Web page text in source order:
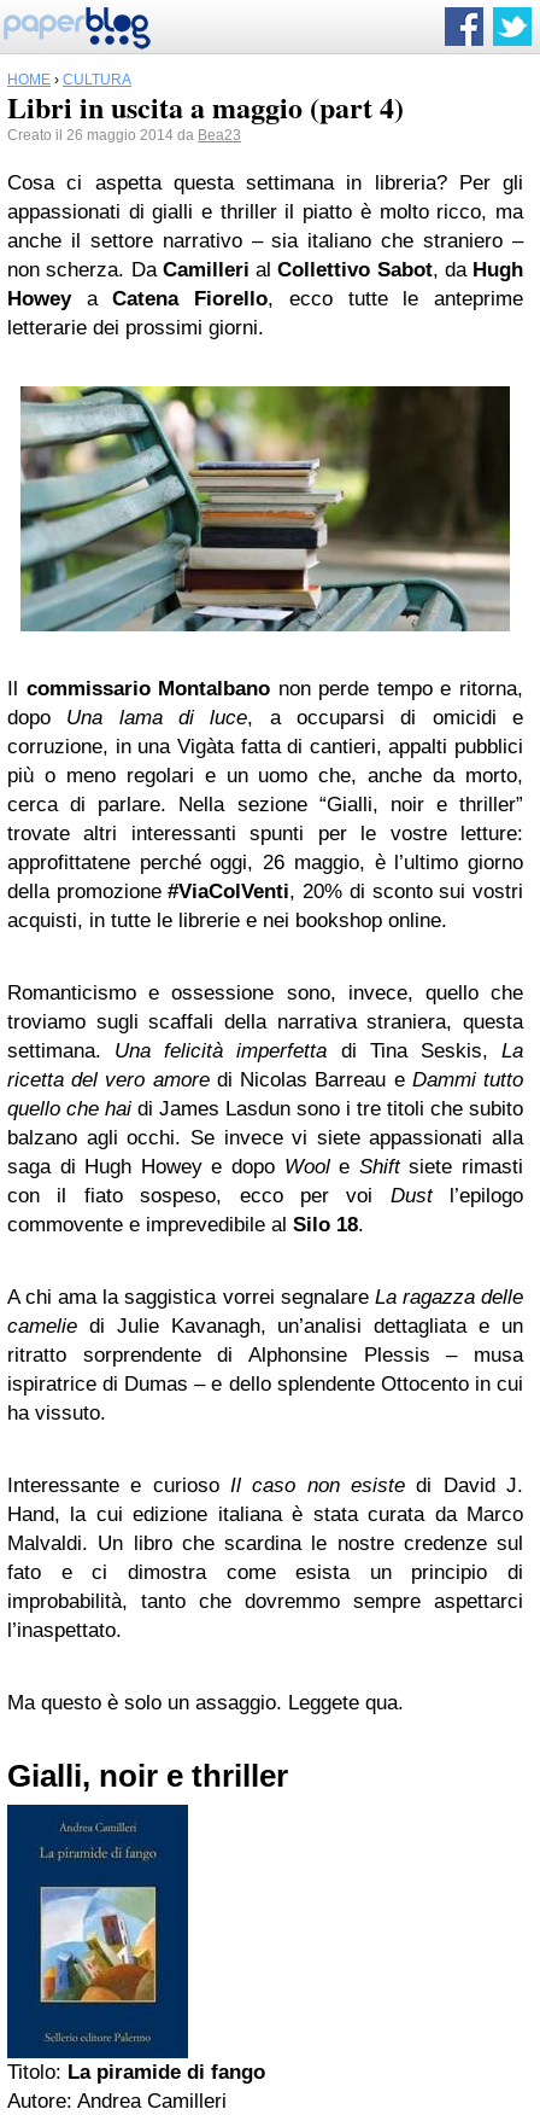
HOME › CULTURA
Libri in uscita a maggio (part 4)
Creato il 26 maggio 2014 da Bea23
Cosa ci aspetta questa settimana in libreria? Per gli
appassionati di gialli e thriller il piatto è molto ricco, ma
anche il settore narrativo – sia italiano che straniero –
non scherza. Da Camilleri alCollettivo Sabot, da Hugh
HoweyaCatena Fiorello, ecco tutte le anteprime
letterarie dei prossimi giorni.
commissario Montalbano non perde tempo e ritorna,
dopo Una lama di luce, a occuparsi di omicidi e
corruzione, in una Vigàta fatta di cantieri, appalti pubblici
più o meno regolari e un uomo che, anche da morto,
cerca di parlare. Nella sezione “Gialli, noir e thriller”
trovate altri interessanti spunti per le vostre letture:
approfittatene perché oggi, 26 maggio, è l’ultimo giorno
della promozione#ViaColVenti, 20% di sconto sui vostri
acquisti, in tutte le librerie e nei bookshop online.
Romanticismo e ossessione sono, invece, quello che
troviamo sugli scaffali della narrativa straniera, questa
settimana. Una felicità imperfetta di Tina Seskis,La
ricetta del vero amoredi Nicolas Barreau e Dammi tutto
quello che hai di James Lasdun sono i tre titoli che subito
balzano agli occhi. Se invece vi siete appassionati alla
saga di Hugh Howey e dopo Woole Shiftsiete rimasti
con il fiato sospeso, ecco per voi Dustl’epilogo
commovente e imprevedibile al Silo 18.
A chi ama la saggistica vorrei segnalare La ragazza delle
camelie di Julie Kavanagh, un’analisi dettagliata e un
ritratto sorprendente di Alphonsine Plessis – musa
ispiratrice di Dumas – e dello splendente Ottocento in cui
ha vissuto.
Interessante e curioso Il caso non esiste di David J.
Hand, la cui edizione italiana è stata curata da Marco
Malvaldi. Un libro che scardina le nostre credenze sul
fato e ci dimostra come esista un principio di
improbabilità, tanto che dovremmo sempre aspettarci
l’inaspettato.
Ma questo è solo un assaggio. Leggete qua.
Gialli, noir e thriller
Titolo: La piramide di fango
Autore: Andrea Camilleri